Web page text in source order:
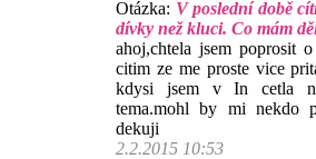
Otázka: V poslední době
dívky než kluci. Co mám
ahoj,chtela jsem poprosit
citim ze me proste vice
kdysi jsem v In cetla
tema.mohl by mi nekdo
dekuji
2.2.2015 10:53